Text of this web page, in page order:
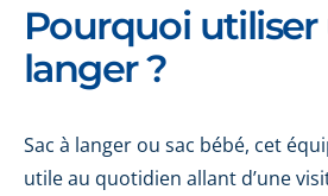
Pourquoi utiliser
langer ?
Sac à langer ou sac bébé, cet
utile au quotidien allant d’une